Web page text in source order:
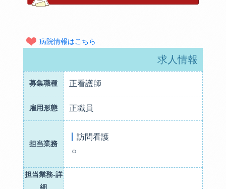
病院情報はこちら
求人情報
募集職種 正看護師
雇用形態 正職員
担当業務
訪問看護
○
担当業務-詳
細